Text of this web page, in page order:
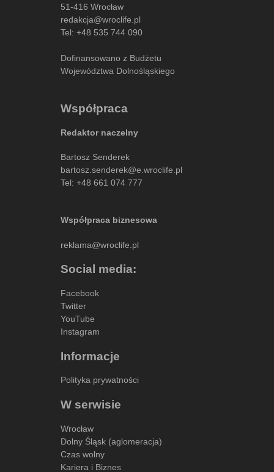
51-416 Wrocław
redakcja@wroclife.pl
Tel: +48 535 744 090
Dofinansowano z Budżetu
Województwa Dolnośląskiego
Współpraca
Redaktor naczelny
Bartosz Senderek
bartosz.senderek@e.wroclife.pl
Tel: +48 661 074 777
Współpraca biznesowa
reklama@wroclife.pl
Social media:
Facebook
Twitter
YouTube
Instagram
Informacje
Polityka prywatności
W serwisie
Wrocław
Dolny Śląsk (aglomeracja)
Czas wolny
Kariera i Biznes